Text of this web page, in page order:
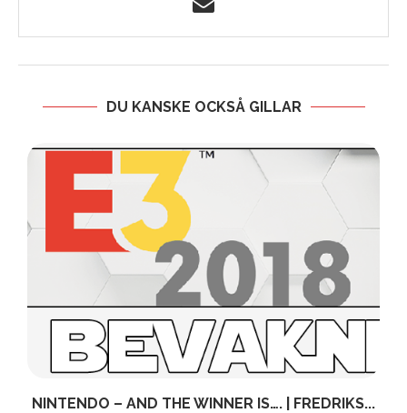
DU KANSKE OCKSÅ GILLAR
NINTENDO – AND THE WINNER IS…. | FREDRIKS...